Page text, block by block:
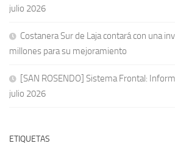
julio 2026
Costanera Sur de Laja contará con una
millones para su mejoramiento
[SAN ROSENDO] Sistema Frontal:
julio 2026
ETIQUETAS